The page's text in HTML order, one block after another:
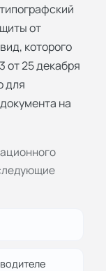
от
которого
25 декабря
для
на